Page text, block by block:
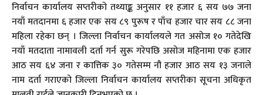
निर्वाचन कार्यालय सप्तरीको तथ्याङ्क अनुसार ११ हजार ६ सय ७७ जना
नयाँ मतदानमा ६ हजार एक सय ८९ पुरूष र पाँच हजार चार सय ८८ जना
महिला रहेका छन् । जिल्ला निर्वाचन कार्यालयले गत असोज १० गतेदेखि
नयाँ मतदाता नामावली दर्ता गर्न सुरू गरेपछि असोज महिनामा एक हजार
आठ सय ६४ जना र कात्तिक ३० गतेसम्म नौ हजार आठ सय १३ जनाले
नाम दर्ता गराएको जिल्ला निर्वाचन कार्यालय सप्तरीका सूचना अधिकृत